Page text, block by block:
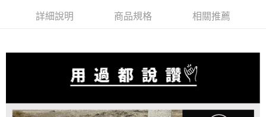
詳細說明 商品規格 相關推薦